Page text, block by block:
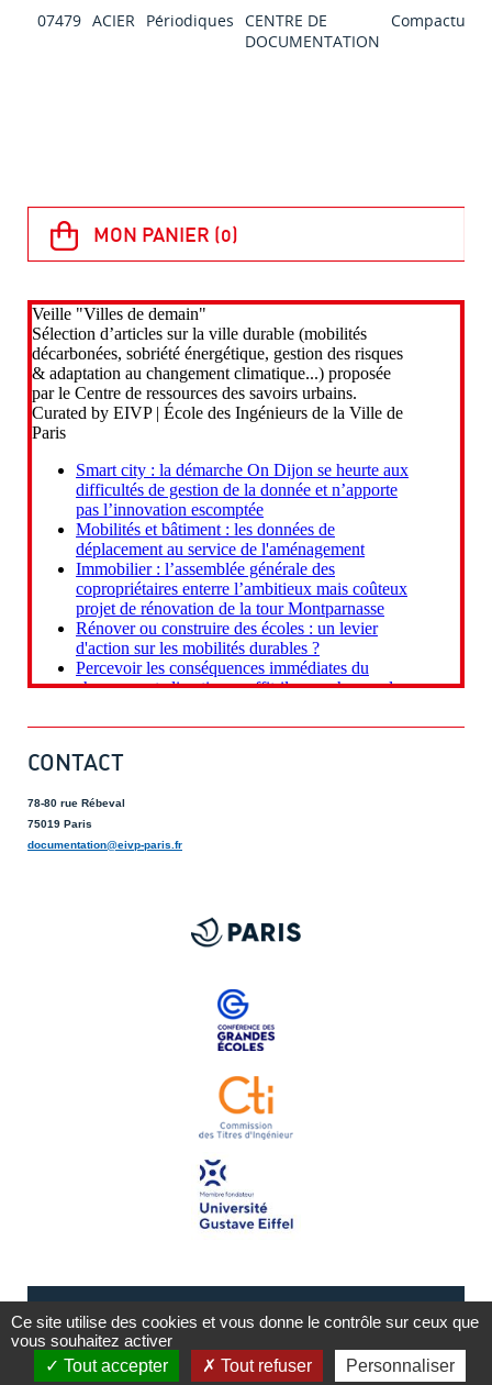
07479 ACIER Périodiques CENTRE DE
DOCUMENTATION
Compactus
CONTACT
78-80 rue Rébeval
75019 Paris
documentation@eivp-paris.fr
Mentions légales Plan du site
Ce site utilise des cookies et vous donne le contrôle sur ceux que
vous souhaitez activer
Tout accepter
Tout refuser Personnaliser